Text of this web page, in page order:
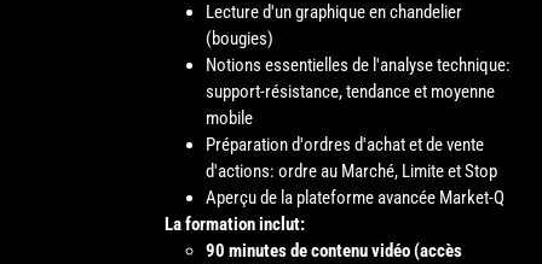
Lecture d'un graphique en chandelier
(bougies)
Notions essentielles de l'analyse technique:
support-résistance, tendance et moyenne
mobile
Préparation d'ordres d'achat et de vente
d'actions: ordre au Marché, Limite et Stop
Aperçu de la plateforme avancée Market-Q
La formation inclut:
90 minutes de contenu vidéo (accès